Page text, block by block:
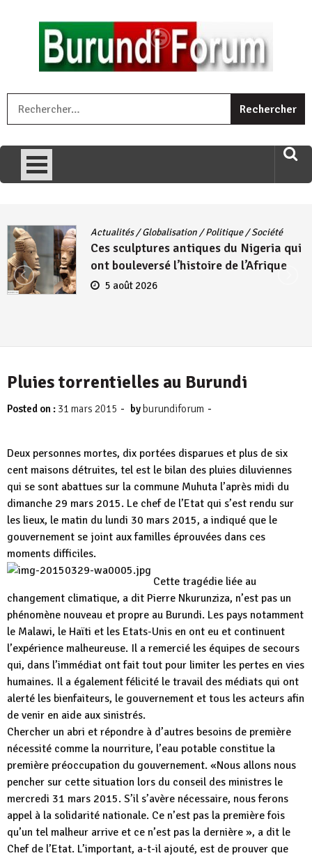
umariye umuryango wawe canke igihugu cakwibarutse .Wewe
uri ngaha ndagusigiye iki kibazo : Uriko ukora iki kugira ngo
Actualités/Globalisation /Politique/Société
Ces sculptures antiques du Nigeria qui
ont bouleversé l’histoire de l’Afrique
5 août 2026
Pluies torrentielles au Burundi
Posted on : 31 mars 2015 - by burundiforum -
Deux personnes mortes, dix portées disparues et plus de six
cent maisons détruites, tel est le bilan des pluies diluviennes
qui se sont abattues sur la commune Muhuta l’après midi du
dimanche 29 mars 2015. Le chef de l’Etat qui s’est rendu sur
les lieux, le matin du lundi 30 mars 2015, a indiqué que le
gouvernement se joint aux familles éprouvées dans ces
moments difficiles.
Cette tragédie liée au
changement climatique, a dit Pierre Nkurunziza, n’est pas un
phénomène nouveau et propre au Burundi. Les pays notamment
le Malawi, le Haïti et les Etats-Unis en ont eu et continuent
l’expérience malheureuse. Il a remercié les équipes de secours
qui, dans l’immédiat ont fait tout pour limiter les pertes en vies
humaines. Il a également félicité le travail des médiats qui ont
alerté les bienfaiteurs, le gouvernement et tous les acteurs afin
de venir en aide aux sinistrés.
Chercher un abri et répondre à d’autres besoins de première
nécessité comme la nourriture, l’eau potable constitue la
première préoccupation du gouvernement. «Nous allons nous
pencher sur cette situation lors du conseil des ministres le
mercredi 31 mars 2015. S’il s’avère nécessaire, nous ferons
appel à la solidarité nationale. Ce n’est pas la première fois
qu’un tel malheur arrive et ce n’est pas la dernière », a dit le
Chef de l’Etat. L’important, a-t-il ajouté, est de prouver que